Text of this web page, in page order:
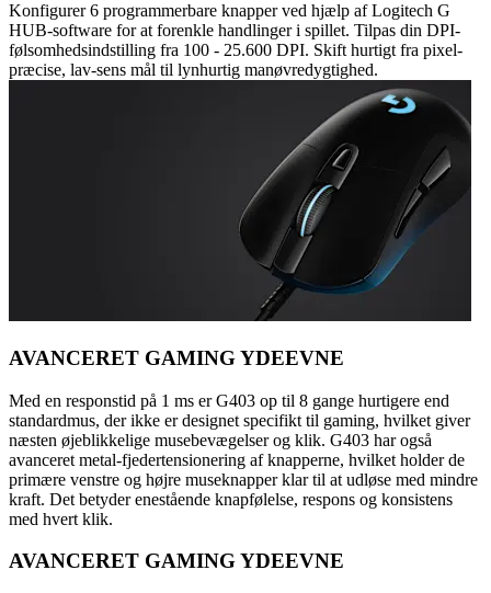
Konfigurer 6 programmerbare knapper ved hjælp af Logitech G
HUB-software for at forenkle handlinger i spillet. Tilpas din DPI-
følsomhedsindstilling fra 100 - 25.600 DPI. Skift hurtigt fra pixel-
præcise, lav-sens mål til lynhurtig manøvredygtighed.
AVANCERET GAMING YDEEVNE
Med en responstid på 1 ms er G403 op til 8 gange hurtigere end
standardmus, der ikke er designet specifikt til gaming, hvilket giver
næsten øjeblikkelige musebevægelser og klik. G403 har også
avanceret metal-fjedertensionering af knapperne, hvilket holder de
primære venstre og højre museknapper klar til at udløse med mindre
kraft. Det betyder enestående knapfølelse, respons og konsistens
med hvert klik.
AVANCERET GAMING YDEEVNE